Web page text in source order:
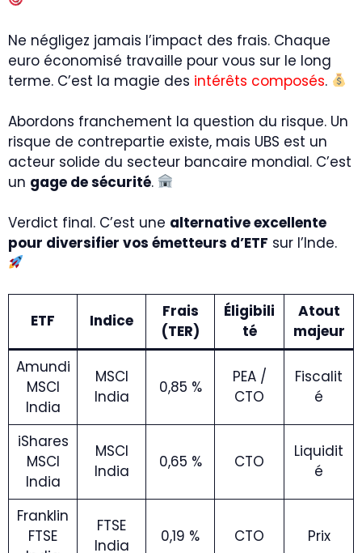
Ne négligez jamais l’impact des frais. Chaque
euro économisé travaille pour vous sur le long
terme. C’est la magie des intérêts composés.
Abordons franchement la question du risque. Un
risque de contrepartie existe, mais UBS est un
acteur solide du secteur bancaire mondial. C’est
un gage de sécurité.
Verdict final. C’est une alternative excellente
pour diversifier vos émetteurs d’ETF sur l’Inde.
ETF Indice
Frais
(TER)
Éligibili
té
Atout
majeur
Amundi
MSCI
India
MSCI
India
0,85 %
PEA /
CTO
Fiscalit
é
iShares
MSCI
India
MSCI
India
0,65 % CTO
Liquidit
é
Franklin
FTSE
FTSE
India
0,19 % CTO Prix